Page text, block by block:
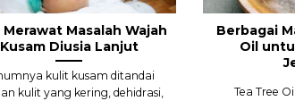
Merawat Masalah Wajah
Kusam Diusia Lanjut
kulit kusam ditandai
kulit yang kering, dehidrasi,
Berbagai
Oil
Tea Tree